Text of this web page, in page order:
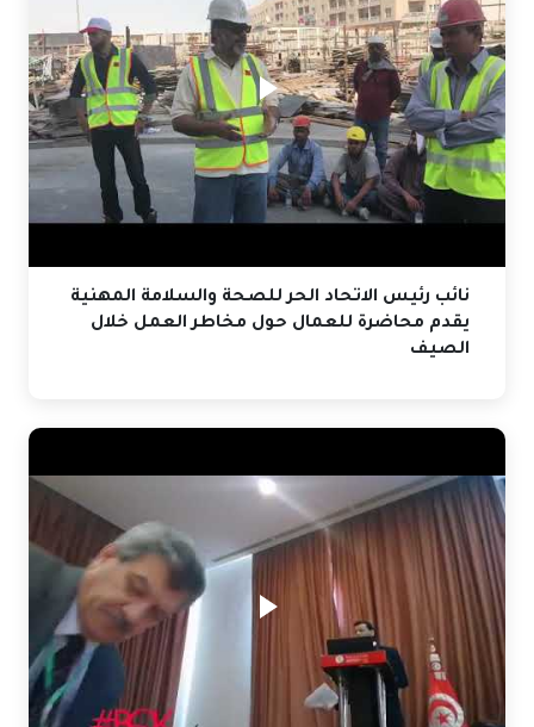
نائب رئيس الاتحاد الحر للصحة والسلامة المهنية
يقدم محاضرة للعمال حول مخاطر العمل خلال
الصيف